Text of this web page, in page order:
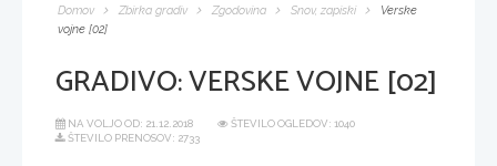
Domov Zbirka gradiv Zgodovina Snov, zapiski
Verske
vojne [02]
GRADIVO:VERSKE VOJNE [02]
NA VOLJO OD: 21.12.2018
ŠTEVILO OGLEDOV: 1040
ŠTEVILO PRENOSOV: 2733